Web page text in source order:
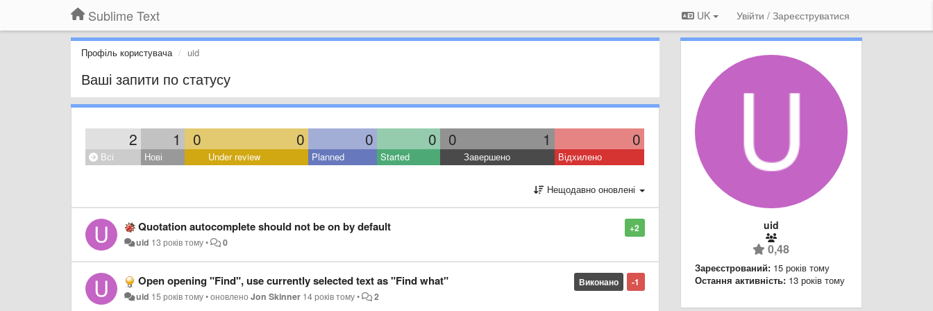
Sublime Text UK Увійти / Зареєструватися
Профіль користувача uid
Ваші запити по статусу
2 1 0 0 0 0 0 1 0
Всі Нові Under review Planned Started Завершено Відхилено
Нещодавно оновлені
+2
Quotation autocomplete should not be on by default
uid 13 років тому• 0
-1
Виконано
Open opening "Find", use currently selected text as "Find what"
uid 15 років тому•оновленоJon Skinner 14 років тому• 2
uid
0,48
Зареєстрований: 15 років тому
Остання активність: 13 років тому